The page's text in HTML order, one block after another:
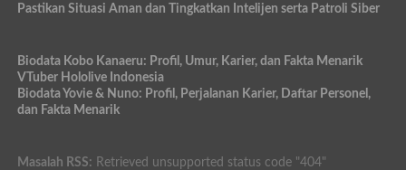
Pastikan Situasi Aman dan Tingkatkan Intelijen serta Patroli Siber
Biodata Kobo Kanaeru: Profil, Umur, Karier, dan Fakta Menarik
VTuber Hololive Indonesia
Biodata Yovie & Nuno: Profil, Perjalanan Karier, Daftar Personel,
dan Fakta Menarik
Masalah RSS: Retrieved unsupported status code "404"